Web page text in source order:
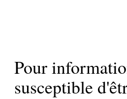
Pour
susceptible